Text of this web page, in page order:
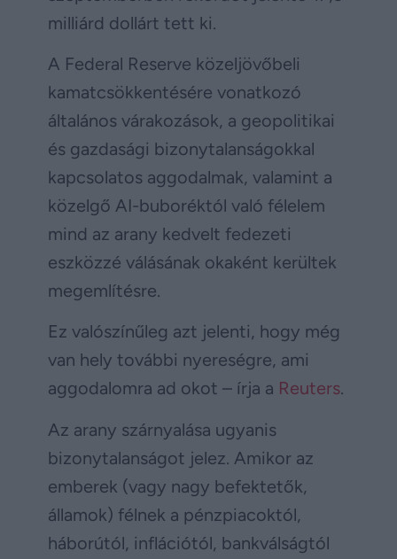
milliárd dollárt tett ki.
A Federal Reserve közeljövőbeli
kamatcsökkentésére vonatkozó
általános várakozások, a geopolitikai
és gazdasági bizonytalanságokkal
kapcsolatos aggodalmak, valamint a
közelgő AI-buboréktól való félelem
mind az arany kedvelt fedezeti
eszközzé válásának okaként kerültek
megemlítésre.
Ez valószínűleg azt jelenti, hogy még
van hely további nyereségre, ami
aggodalomra ad okot – írja a Reuters.
Az arany szárnyalása ugyanis
bizonytalanságot jelez. Amikor az
emberek (vagy nagy befektetők,
államok) félnek a pénzpiacoktól,
háborútól, inflációtól, bankválságtól